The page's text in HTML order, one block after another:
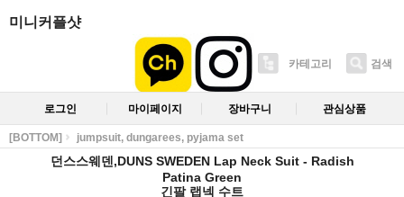
미니커플샷
카테고리 검색
로그인 마이페이지 장바구니 관심상품
[BOTTOM] jumpsuit, dungarees, pyjama set
던스스웨덴,DUNS SWEDEN Lap Neck Suit - Radish
Patina Green
긴팔 랩넥 수트